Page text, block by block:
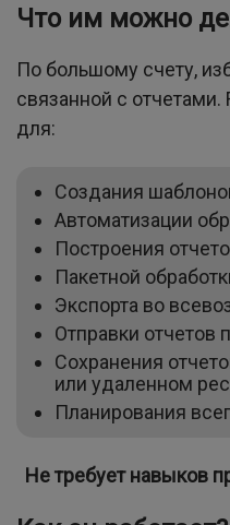
Что им можно
По большому счету,
связанной с
для:
Создания
Автоматизации
Построения
Пакетной
Экспорта во
Отправки отчетов
Сохранения
или удаленном
Планирования
Не требует навыков